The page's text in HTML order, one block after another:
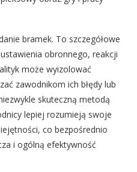
bramek. To szczegółowe
obronnego, reakcji
może wyizolować
zawodnikom ich błędy lub
skuteczną metodą
lepiej rozumieją swoje
co bezpośrednio
i ogólną efektywność